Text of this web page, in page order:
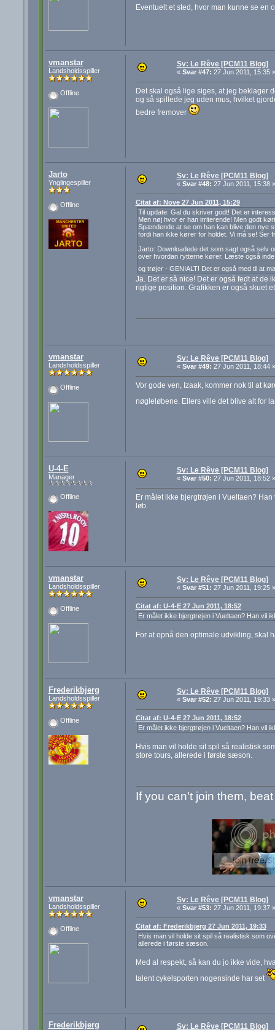
Eventuelt et sted, hvor man kunne se
vmanstar
Landsholdsspiller
Offline
Sv: Le Rêve [PCM11 Blog]
« Svar #47: 27 Jun 2011, 15:35 »
Det skal også lige siges, at jeg beklager
og så spillede jeg uden mus, hvilket
bedre fremover
Jarto
Ynglingespiller
Offline
Sv: Le Rêve [PCM11 Blog]
« Svar #48: 27 Jun 2011, 15:38 »
Citat af: Nove 27 Jun 2011, 15:29
Til update: Gal du skriver godt! Det er
Men nøj hvor er han irriterende! Men godt
Spændende at se om han kan blive den nye
fordi han ikke kører for holdet. Vi må se! Ser
Jarto: Downloadede det som sagt også selv
over hvordan rytterne kører. Læste også
og trøjer - GENIALT! Det er også med til at
Ja. Det er så nice! Det er også fedt at de
rigtige position. Grafikken er også skuet
vmanstar
Landsholdsspiller
Offline
Sv: Le Rêve [PCM11 Blog]
« Svar #49: 27 Jun 2011, 18:44 »
Vor gode ven, Izaak, kommer nok til at
nøgleløbene. Ellers ville det blive alt for
U-4-E
Manager
Offline
Sv: Le Rêve [PCM11 Blog]
« Svar #50: 27 Jun 2011, 18:52 »
Er målet ikke bjergtrøjen i Vueltaen?
løb.
vmanstar
Landsholdsspiller
Offline
Sv: Le Rêve [PCM11 Blog]
« Svar #51: 27 Jun 2011, 19:25 »
Citat af: U-4-E 27 Jun 2011, 18:52
Er målet ikke bjergtrøjen i Vueltaen? Han vil
For at opnå den optimale udvikling, skal
Frederikbjerg
Landsholdsspiller
Offline
Sv: Le Rêve [PCM11 Blog]
« Svar #52: 27 Jun 2011, 19:33 »
Citat af: U-4-E 27 Jun 2011, 18:52
Er målet ikke bjergtrøjen i Vueltaen? Han vil
Hvis man vil holde sit spil så realistisk
store tours, allerede i første sæson.
If you can't join them,
vmanstar
Landsholdsspiller
Offline
Sv: Le Rêve [PCM11 Blog]
« Svar #53: 27 Jun 2011, 19:37 »
Citat af: Frederikbjerg 27 Jun 2011, 19:33
Hvis man vil holde sit spil så realistisk som
allerede i første sæson.
Med al respekt, så kan du jo ikke vide,
talent cykelsporten nogensinde har set
Frederikbjerg Sv: Le Rêve [PCM11 Blog]